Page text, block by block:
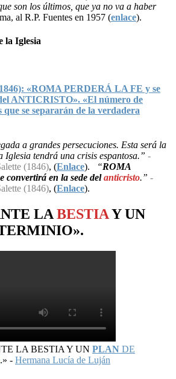
son los últimos, que ya no va a haber
al R.P. Fuentes en 1957 (enlace).
la Iglesia
«ROMA PERDERÁ LA FE y se
ANTICRISTO». «El número de
que se separarán de la verdadera
a grandes persecuciones. Esta será la
Iglesia tendrá una crisis espantosa.” -
(1846), (Enlace). “ROMA
convertirá en la sede delanticristo.” -
(1846), (Enlace).
LA BESTIAY UN
».
LA BESTIA Y UN PLAN DE
.» - Hermana Lucía de Luján